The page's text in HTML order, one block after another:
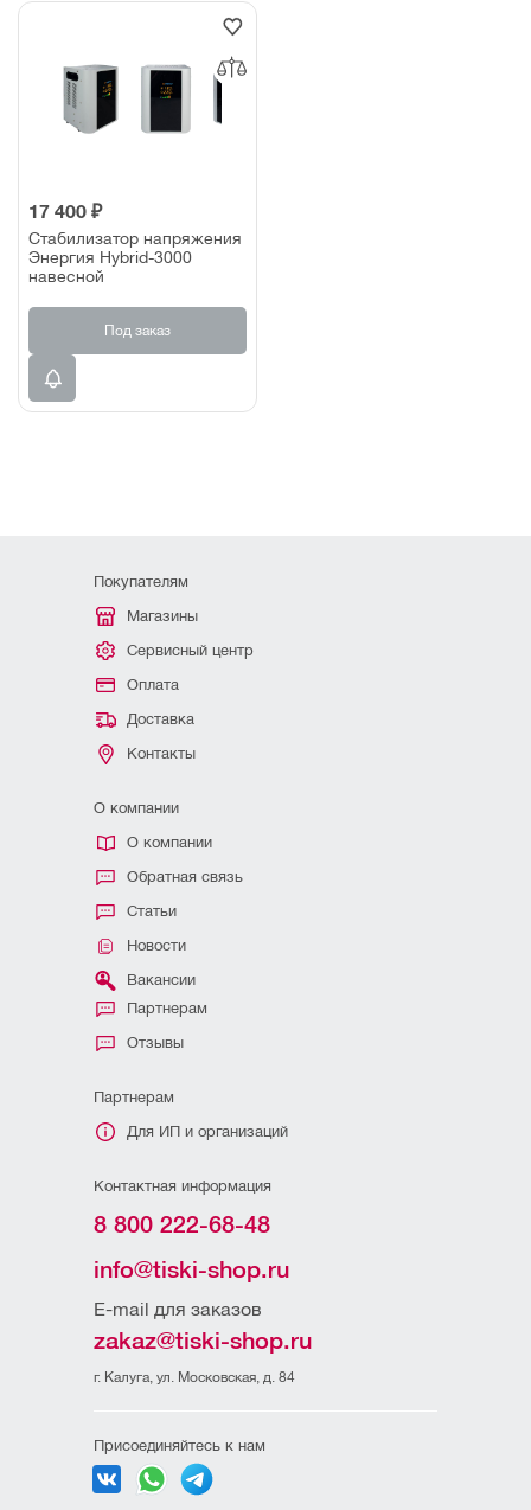
17 400 ₽
Стабилизатор напряжения
Энергия Hybrid-3000
навесной
Под заказ
Покупателям
Магазины
Сервисный центр
Оплата
Доставка
Контакты
О компании
О компании
Обратная связь
Статьи
Новости
Вакансии
Партнерам
Отзывы
Партнерам
Для ИП и организаций
Контактная информация
8 800 222-68-48
info@tiski-shop.ru
E-mail для заказов
zakaz@tiski-shop.ru
г. Калуга, ул. Московская, д. 84
Присоединяйтесь к нам